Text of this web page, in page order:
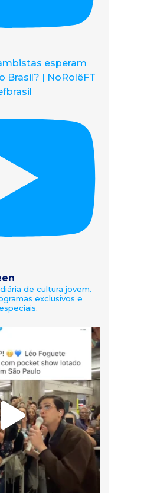
esperam
Brasil? | NoRolêFT
de cultura jovem.
exclusivos e